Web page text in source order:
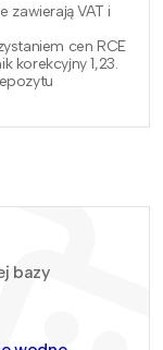
zawierają VAT i
cen RCE
korekcyjny 1,23.
bazy